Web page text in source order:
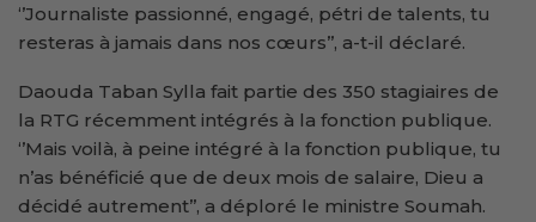
‘’Journaliste passionné, engagé, pétri de talents, tu
resteras à jamais dans nos cœurs’’, a-t-il déclaré.
Daouda Taban Sylla fait partie des 350 stagiaires de
la RTG récemment intégrés à la fonction publique.
‘’Mais voilà, à peine intégré à la fonction publique, tu
n’as bénéficié que de deux mois de salaire, Dieu a
décidé autrement’’, a déploré le ministre Soumah.